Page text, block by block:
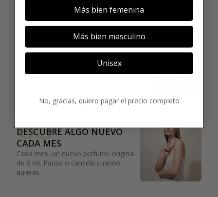
02
ELIGE TU PRIMER AROMA
Elige tu favorito. Tu primer perfume de
lujo se enviará justo después de la
compra.
03
DESCUBRE ALGO NUEVO
CADA MES
Cada mes, un nuevo perfume original
de 8 ml. Pausa o cancela cuando
quieras.
Más bien femenina
Más bien masculino
Unisex
No, gracias, quiero pagar el precio completo